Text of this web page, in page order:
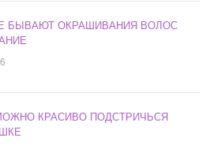
БЫВАЮТ ОКРАШИВАНИЯ ВОЛОС
КРАСИВО ПОДСТРИЧЬСЯ